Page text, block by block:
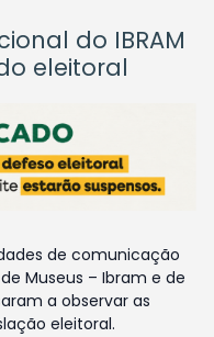
do IBRAM
eleitoral
de comunicação
Museus – Ibram e de
a observar as
eleitoral.